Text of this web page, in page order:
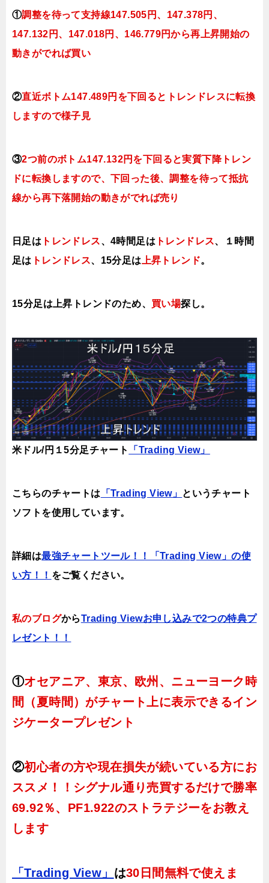
①調整を待って支持線147.505円、147.378円、
147.132円、147.018円、146.779円から再上昇開始の
動きがでれば買い
②直近ボトム147.489円を下回るとトレンドレスに転換
しますので様子見
③2つ前のボトム147.132円を下回ると実質下降トレン
ドに転換 しますので、下回った後、調整を待って抵抗
線から再下落開始の動きがでれば売り
日足は トレンドレス、4時間足は トレンドレス、１時間
足は トレンドレス、15分足は 上昇トレンド。
15分足は上昇トレンドのため、 買い場探し。
米ドル/円１5分足チャート 「Trading View」
こちらのチャートは 「Trading View」 というチャート
ソフトを使用しています。
詳細は最強チャートツール！！「Trading View」の使
い方！！ をご覧ください。
私のブログからTrading Viewお申し込みで2つの特典プ
レゼント！！
①オセアニア、東京、欧州、ニューヨーク時
間（夏時間）がチャート上に表示できるイン
ジケータープレゼント
②初心者の方や現在損失が続いている方にお
ススメ！！シグナル通り売買するだけで勝率
69.92％、PF1.922のストラテジーをお教え
します
「Trading View」 は30日間無料で使えま